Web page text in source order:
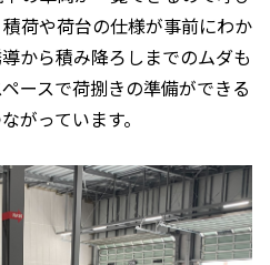
荷や荷台の仕様が事前にわか
から積み降ろしまでのムダも
ースで荷捌きの準備ができる
がっています。